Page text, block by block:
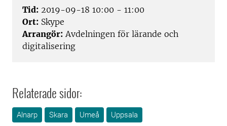
Tid: 2019-09-18 10:00 - 11:00
Ort: Skype
Arrangör: Avdelningen för lärande och
digitalisering
Relaterade sidor:
Alnarp Skara Umeå Uppsala